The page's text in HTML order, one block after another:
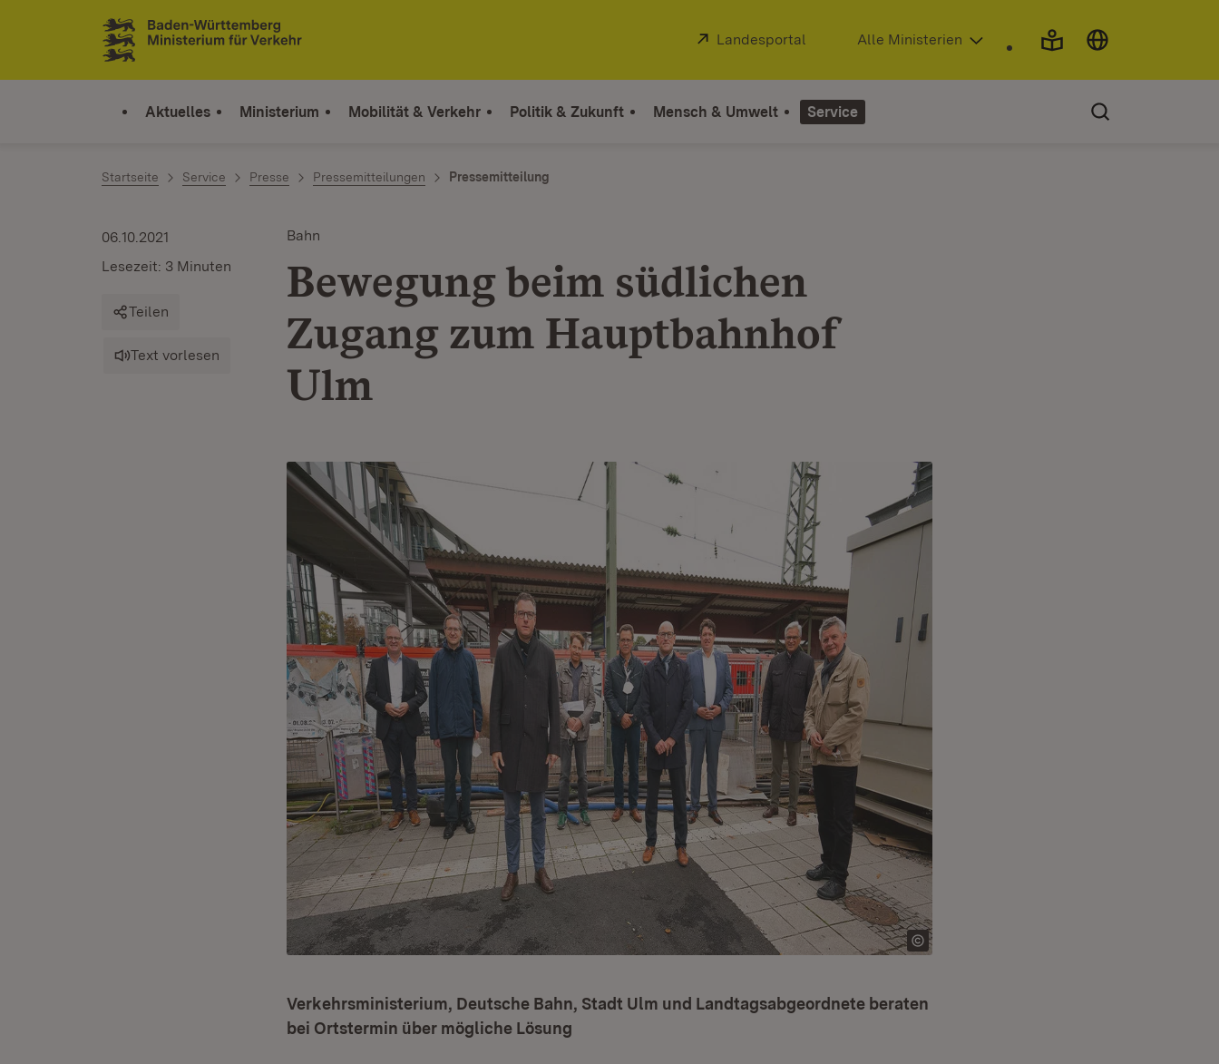
Zum Inhalt springen
Link zur Startseite
Extern:
Landesportal (Öffnet in neuem Fenster)
Alle Ministerien
Aktuelles Ministerium Mobilität & Verkehr Politik & Zukunft Mensch & Umwelt Service
Startseite Service Presse Pressemitteilungen Pressemitteilung
Bahn
Bewegung beim südlichen
Zugang zum Hauptbahnhof
Ulm
06.10.2021
Lesezeit: 3 Minuten
Teilen
Text vorlesen
Verkehrsministerium, Deutsche Bahn, Stadt Ulm und Landtagsabgeordnete beraten
bei Ortstermin über mögliche Lösung